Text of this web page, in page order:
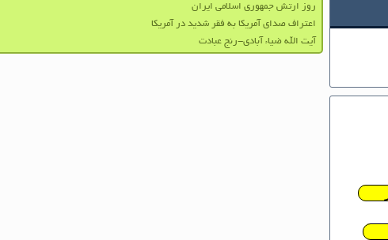
روز ارتش جمهوری اسلامی ایران
اعتراف صدای آمریکا به فقر شدید در آمریکا
آیت الله ضیاء آبادی-رنج عبادت